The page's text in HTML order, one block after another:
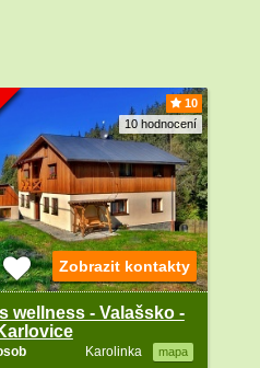
10
10 hodnocení
wellness - Valašsko -
Karolinka mapa
Zobrazit kontakty